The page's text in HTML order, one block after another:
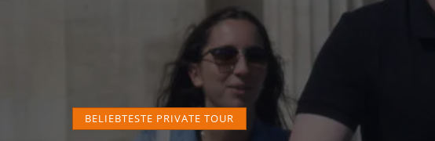
BELIEBTESTE PRIVATE TOUR